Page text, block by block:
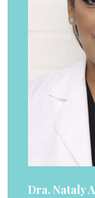
Dra. Nataly